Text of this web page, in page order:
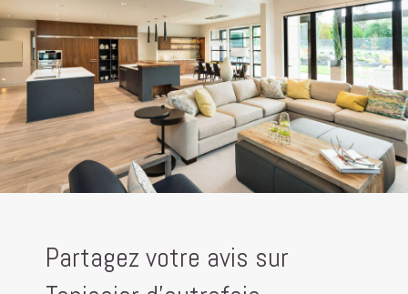
Partagez votre avis sur